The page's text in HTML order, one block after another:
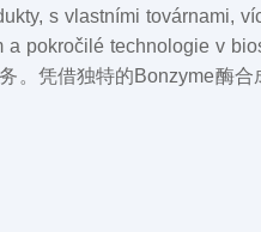
s vlastními továrnami,
a pokročilé technologie v
。凭借独特的Bonzyme酶